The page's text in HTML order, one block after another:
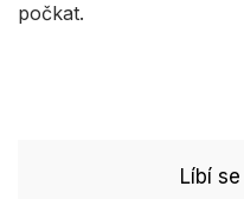
počkat.
Líbí